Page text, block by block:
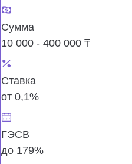
Сумма
10 000 - 400 000 ₸
Ставка
от 0,1%
ГЭСВ
до 179%